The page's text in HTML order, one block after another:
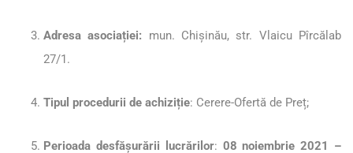
Adresa asociației: mun. Chișinău, str. Vlaicu Pîrcălab
27/1.
Tipul procedurii de achiziție: Cerere-Ofertă de Preț;
Perioada desfășurării lucrărilor: 08 noiembrie 2021 –